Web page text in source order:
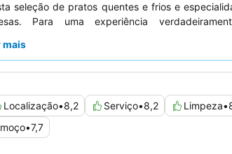
seleção de pratos quentes e frios e
Para uma experiência
mais
Localização•8,2 Serviço•8,2 Limpeza•
•7,7